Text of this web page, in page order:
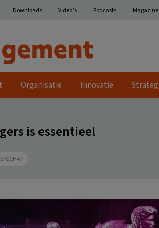
Downloads Video’s Podcasts
Organisatie Innovatie
is essentieel